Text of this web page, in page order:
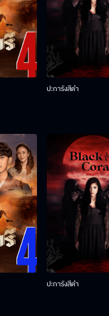
ปะการังสีดำ
ปะการังสีดำ